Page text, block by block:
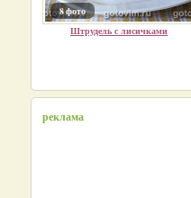
8 фото
Штрудель с лисичками
реклама